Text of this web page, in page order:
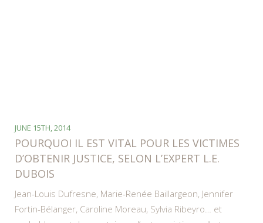
JUNE 15TH, 2014
POURQUOI IL EST VITAL POUR LES VICTIMES
D’OBTENIR JUSTICE, SELON L’EXPERT L.E.
DUBOIS
Jean-Louis Dufresne, Marie-Renée Baillargeon, Jennifer
Fortin-Bélanger, Caroline Moreau, Sylvia Ribeyro… et